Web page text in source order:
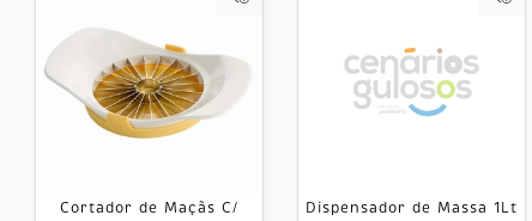
Cortador de Maçãs C/
Dispensador de Massa 1Lt